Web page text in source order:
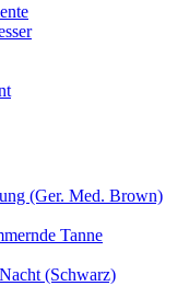
(Ger. Med. Brown)
Tanne
(Schwarz)